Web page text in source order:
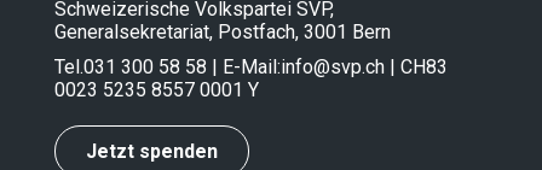
Schweizerische Volkspartei SVP,
Generalsekretariat, Postfach, 3001 Bern
Tel.031 300 58 58 | E-Mail:info@svp.ch | CH83
0023 5235 8557 0001 Y
Jetzt spenden